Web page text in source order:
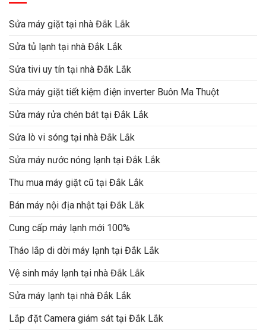
Sửa máy giặt tại nhà Đắk Lắk
Sửa tủ lạnh tại nhà Đắk Lắk
Sửa tivi uy tín tại nhà Đắk Lắk
Sửa máy giặt tiết kiệm điện inverter Buôn Ma Thuột
Sửa máy rửa chén bát tại Đắk Lắk
Sửa lò vi sóng tại nhà Đắk Lắk
Sửa máy nước nóng lạnh tại Đắk Lắk
Thu mua máy giặt cũ tại Đắk Lắk
Bán máy nội địa nhật tại Đắk Lắk
Cung cấp máy lạnh mới 100%
Tháo lắp di dời máy lạnh tại Đắk Lắk
Vệ sinh máy lạnh tại nhà Đắk Lắk
Sửa máy lạnh tại nhà Đắk Lắk
Lắp đặt Camera giám sát tại Đắk Lắk